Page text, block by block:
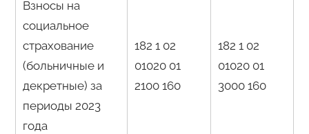
Взносы на
социальное
страхование
(больничные и
декретные) за
периоды 2023
года
182 1 02
01020 01
2100 160
182 1 02
01020 01
3000 160